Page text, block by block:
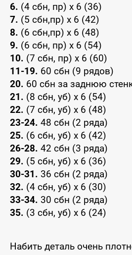
6. (4 сбн, пр) x 6 (36)
7. (5 сбн,пр) x 6 (42)
8. (6 сбн,пр) x 6 (48)
9. (6 сбн, пр) x 6 (54)
10. (7 сбн, пр) x 6 (60)
11-19. 60 сбн (9 рядов)
20. 60 сбн за заднюю
21. (8 сбн, уб) x 6 (54)
22. (7 сбн, уб) x 6 (48)
23-24. 48 сбн (2 ряда)
25. (6 сбн, уб) x 6 (42)
26-28. 42 сбн (3 ряда)
29. (5 сбн, уб) x 6 (36)
30-31. 36 сбн (2 ряда)
32. (4 сбн, уб) x 6 (30)
33-34. 30 сбн (2 ряда)
35. (3 сбн, уб) x 6 (24)
Набить деталь очень